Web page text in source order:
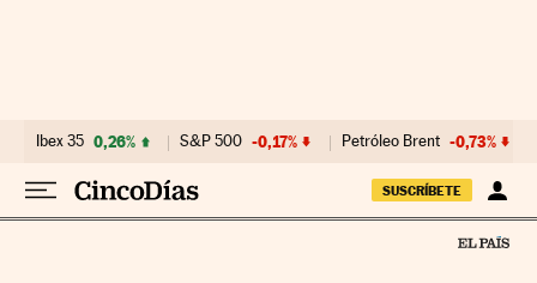
Ibex 35 0,26% S&P 500 -0,17% Petróleo Brent -0,73%
SUSCRÍBETE